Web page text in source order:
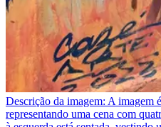
Descrição da imagem: A imagem
representando uma cena com